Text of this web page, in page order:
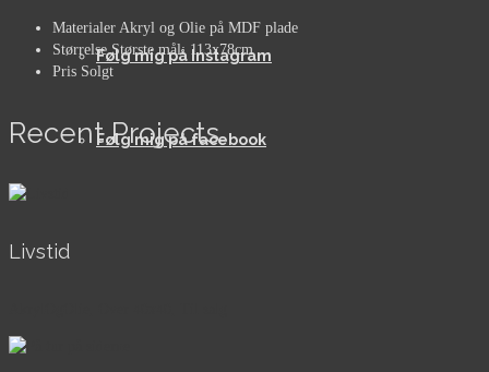
Følg mig på Instagram
Følg mig på facebook
Materialer Akryl og Olie på MDF plade
StørrelseStørste mål: 113x78cm
Pris Solgt
Recent Projects
Livstid